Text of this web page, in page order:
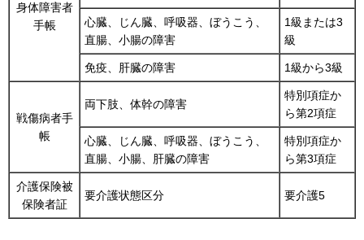
身体障害者
手帳
心臓、じん臓、呼吸器、ぼうこう、
直腸、小腸の障害
1級または3
級
免疫、肝臓の障害 1級から3級
戦傷病者手
帳
両下肢、体幹の障害
特別項症か
ら第2項症
心臓、じん臓、呼吸器、ぼうこう、
直腸、小腸、肝臓の障害
特別項症か
ら第3項症
介護保険被
保険者証
要介護状態区分 要介護5